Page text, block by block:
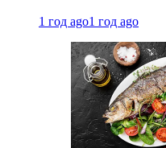
1 год ago1 год ago